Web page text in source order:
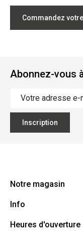
Commandez
Abonnez-vous
Inscription
Notre magasin
Ecoflora
1500 Halle
Info
Offres d'emploi
Heures d'ouverture